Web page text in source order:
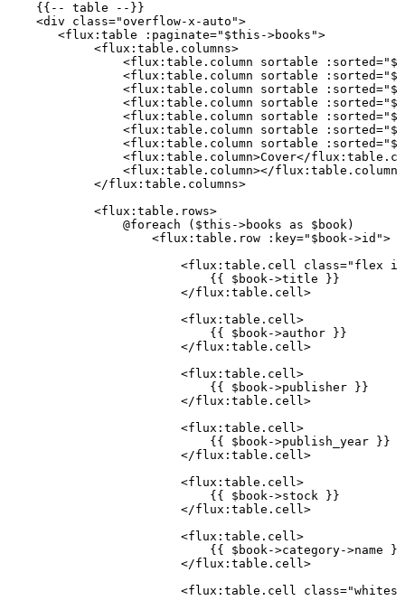
    {{
-- table -- }}
    <
div class="overflow-x-auto">
       <
flux : table : paginate=" $this ->books ">
            <
flux : table . columns>
                <
flux : table . column sortable : sorted="
                <
flux : table . column sortable : sorted="
                <
flux : table . column sortable : sorted="
                <
flux : table . column sortable : sorted="
                <
flux : table . column sortable : sorted="
                <
flux : table . column sortable : sorted="
                <
flux : table . column sortable : sorted="
                <
flux : table . column>Cover</flux : table .
                <
flux : table . column></flux : table . column
            </
flux : table . columns>
            <
flux : table . rows>
                @foreach
( $this ->books as $book)
                    <
flux : table . row : key=" $book->id ">
                        <
flux : table . cell class="flex
                            {{ $book
->title }}
                        </
flux : table . cell>
                        <
flux : table . cell>
                            {{ $book
->author }}
                        </
flux : table . cell>
                        <
flux : table . cell>
                            {{ $book
->publisher }}
                        </
flux : table . cell>
                        <
flux : table . cell>
                            {{ $book
->publish_year }}
                        </
flux : table . cell>
                        <
flux : table . cell>
                            {{ $book
->stock }}
                        </
flux : table . cell>
                        <
flux : table . cell>
                            {{ $book
->category->name }}
                        </
flux : table . cell>
                        <
flux : table . cell class=